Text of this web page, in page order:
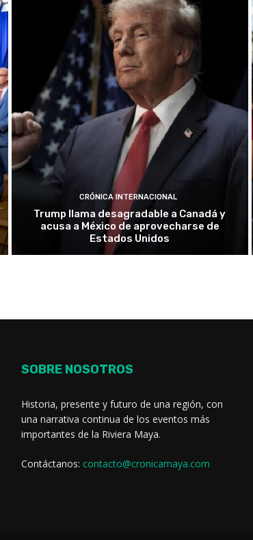
CRÓNICA INTERNACIONAL
Trump llama desagradable a Canadá y
acusa a México de aprovecharse de
Estados Unidos
SOBRE NOSOTROS
Historia, presente y futuro de una región, con
una narrativa continua de los eventos más
importantes de la Riviera Maya.
Contáctanos: contacto@cronicamaya.com